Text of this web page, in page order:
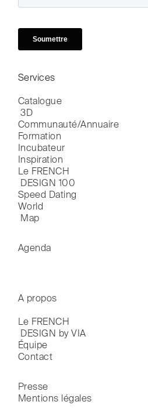
Services
Catalogue
3D
Communauté/Annuaire
Formation
Incubateur
Inspiration
Le FRENCH
DESIGN 100
Speed Dating
World
Map
Agenda
A propos
Le FRENCH
DESIGN by VIA
Équipe
Contact
Presse
Mentions légales